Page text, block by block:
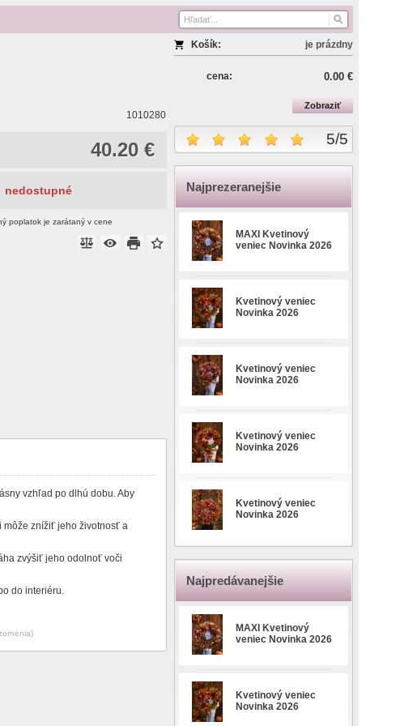
Košík: je prázdny
cena: 0.00 €
Zobraziť
5/5
Najprezeranejšie
MAXI Kvetinový
veniec Novinka 2026
Kvetinový veniec
Novinka 2026
Kvetinový veniec
Novinka 2026
Kvetinový veniec
Novinka 2026
Kvetinový veniec
Novinka 2026
Najpredávanejšie
MAXI Kvetinový
veniec Novinka 2026
Kvetinový veniec
Novinka 2026
1010280
40.20 €
nedostupné
poplatok je zarátaný v cene
vzhľad po dlhú dobu. Aby
môže znížiť jeho životnosť a
zvýšiť jeho odolnoť voči
do interiéru.